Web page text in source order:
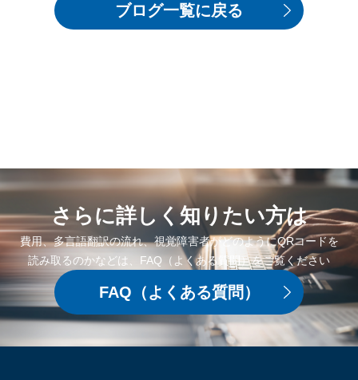
ブログ一覧に戻る
さらに詳しく知りたい方は
費用、多言語翻訳の流れ、視覚障害者がどのようにQRコードを
読み取るのかなどは、FAQ（よくある質問）をご覧ください
FAQ （よくある質問）